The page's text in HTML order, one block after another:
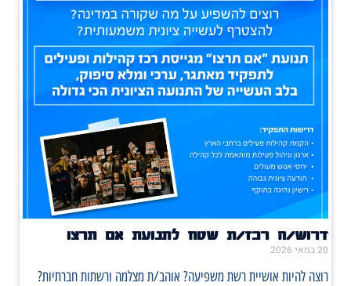
דרוש/ה רכז/ת שטח לתנועת אם תרצו
20 במאי 2026
רוצה להיות אושיית רשת משפיעה? אוהב/ת מצלמה ורשתות חברתיות?